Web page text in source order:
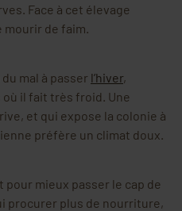
Face à cet élevage
de faim.
mal à passer l’hiver,
il fait très froid. Une
et qui expose la colonie à
préfère un climat doux.
mieux passer le cap de
procurer plus de nourriture,